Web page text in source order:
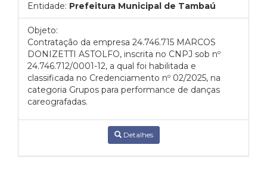
Entidade: Prefeitura Municipal de Tambaú
Objeto:
Contratação da empresa 24.746.715 MARCOS
DONIZETTI ASTOLFO, inscrita no CNPJ sob nº
24.746.712/0001-12, a qual foi habilitada e
classificada no Credenciamento nº 02/2025, na
categoria Grupos para performance de danças
careografadas.
Detalhes